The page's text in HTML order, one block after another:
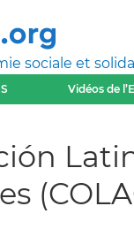
sociale et
Vidéos de